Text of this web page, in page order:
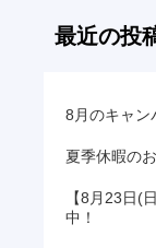
最近の投
8月のキャン
夏季休暇の
【8月23日(
中！